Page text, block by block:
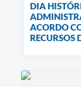
DIA
ACORDO
RECURSOS